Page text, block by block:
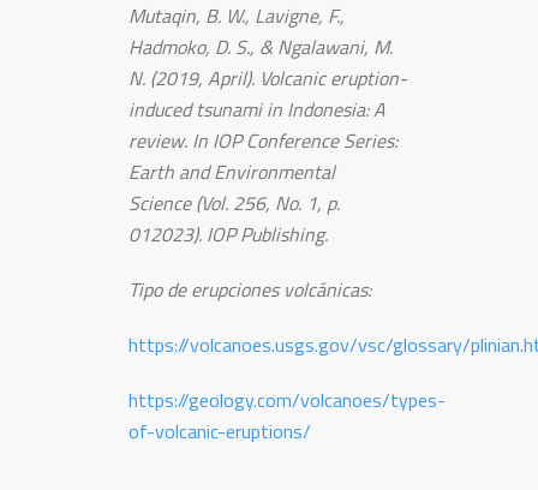
Mutaqin, B. W., Lavigne, F.,
Hadmoko, D. S., & Ngalawani, M.
N. (2019, April). Volcanic eruption-
induced tsunami in Indonesia: A
review. In IOP Conference Series:
Earth and Environmental
Science (Vol. 256, No. 1, p.
012023). IOP Publishing.
Tipo de erupciones volcánicas:
https://volcanoes.usgs.gov/vsc/glossary/
https://geology.com/volcanoes/types-
of-volcanic-eruptions/